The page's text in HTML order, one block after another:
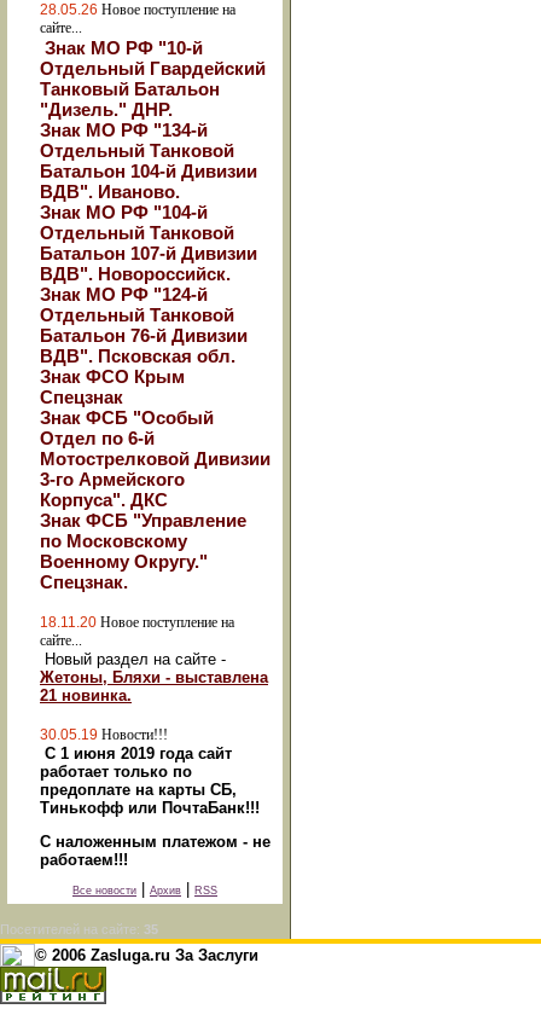
28.05.26 Новое поступление на
сайте...
Знак МО РФ "10-й
Отдельный Гвардейский
Танковый Батальон
"Дизель." ДНР.
Знак МО РФ "134-й
Отдельный Танковой
Батальон 104-й Дивизии
ВДВ". Иваново.
Знак МО РФ "104-й
Отдельный Танковой
Батальон 107-й Дивизии
ВДВ". Новороссийск.
Знак МО РФ "124-й
Отдельный Танковой
Батальон 76-й Дивизии
ВДВ". Псковская обл.
Знак ФСО Крым
Спецзнак
Знак ФСБ "Особый
Отдел по 6-й
Мотострелковой Дивизии
3-го Армейского
Корпуса". ДКС
Знак ФСБ "Управление
по Московскому
Военному Округу."
Спецзнак.
18.11.20 Новое поступление на
сайте...
Новый раздел на сайте -
Жетоны, Бляхи - выставлена
21 новинка.
30.05.19 Новости!!!
С 1 июня 2019 года сайт
работает только по
предоплате на карты СБ,
Тинькофф или ПочтаБанк!!!
С наложенным платежом - не
работаем!!!
Все новости Архив RSS
Посетителей на сайте: 35
© 2006 Zasluga.ru За Заслуги